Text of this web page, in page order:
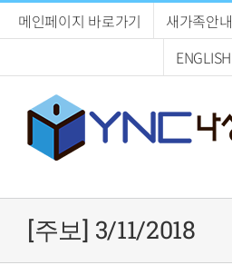
메인페이지 바로가기 새가족안내
ENGLISH
[주보] 3/11/2018